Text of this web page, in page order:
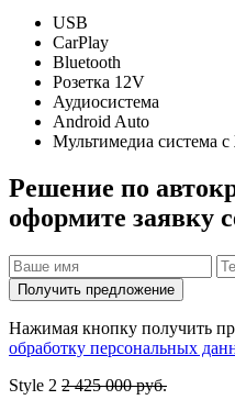
USB
CarPlay
Bluetooth
Розетка 12V
Аудиосистема
Android Auto
Мультимедиа система
Решение по
оформите заявку
Получить предложение
Нажимая кнопку получить
обработку персональных
Style 2 2 425 000 руб.